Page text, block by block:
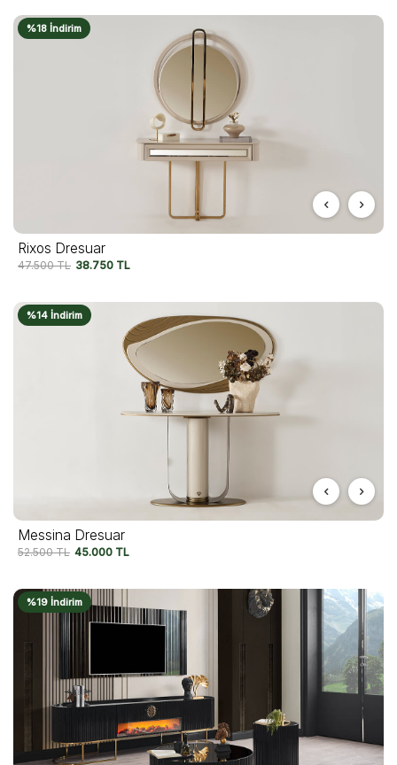
%18 İndirim
Rixos Dresuar
47.500TL 38.750 TL
%14 İndirim
Messina Dresuar
52.500TL 45.000 TL
%19 İndirim